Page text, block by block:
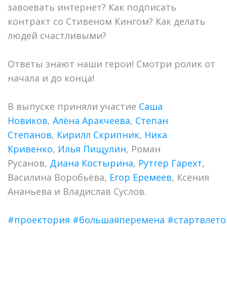
завоевать интернет? Как подписать
контракт со Стивеном Кингом? Как делать
людей счастливыми?
Ответы знают наши герои! Смотри ролик от
начала и до конца!
В выпуске приняли участие Саша
Новиков, Алёна Аракчеева, Степан
Степанов, Кирилл Скрипник, Ника
Кривенко, Илья Пищулин, Роман
Русанов, Диана Костырина, Рутгер Гарехт,
Василина Воробьёва, Егор Еремеев, Ксения
Ананьева и Владислав Суслов.
#проектория #большаяперемена #стартвлето